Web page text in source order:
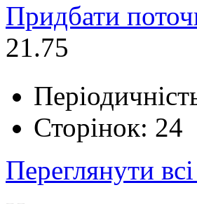
Придбати
21.75
Сторінок: 24
Переглянути